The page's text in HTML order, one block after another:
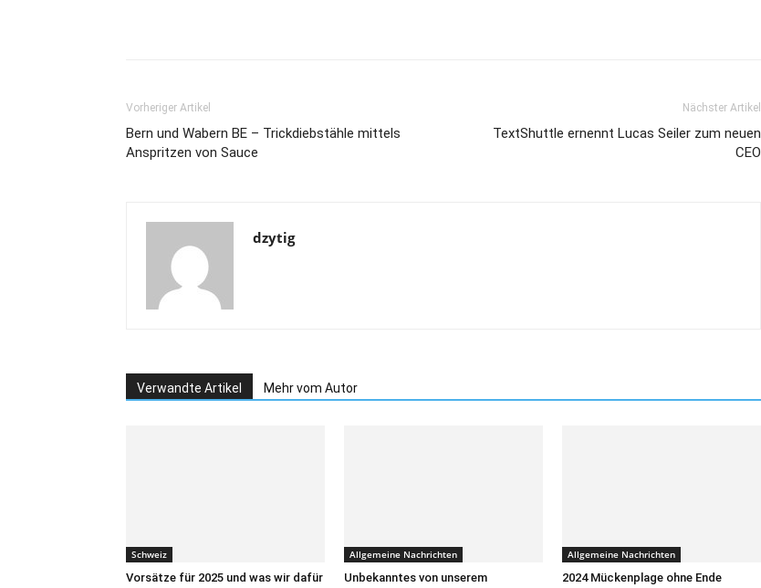
Vorheriger Artikel
Bern und Wabern BE – Trickdiebstähle mittels
Anspritzen von Sauce
Nächster Artikel
TextShuttle ernennt Lucas Seiler zum neuen
CEO
dzytig
Verwandte Artikel Mehr vom Autor
Schweiz
Vorsätze für 2025 und was wir dafür
Allgemeine Nachrichten
Unbekanntes von unserem
Allgemeine Nachrichten
2024 Mückenplage ohne Ende